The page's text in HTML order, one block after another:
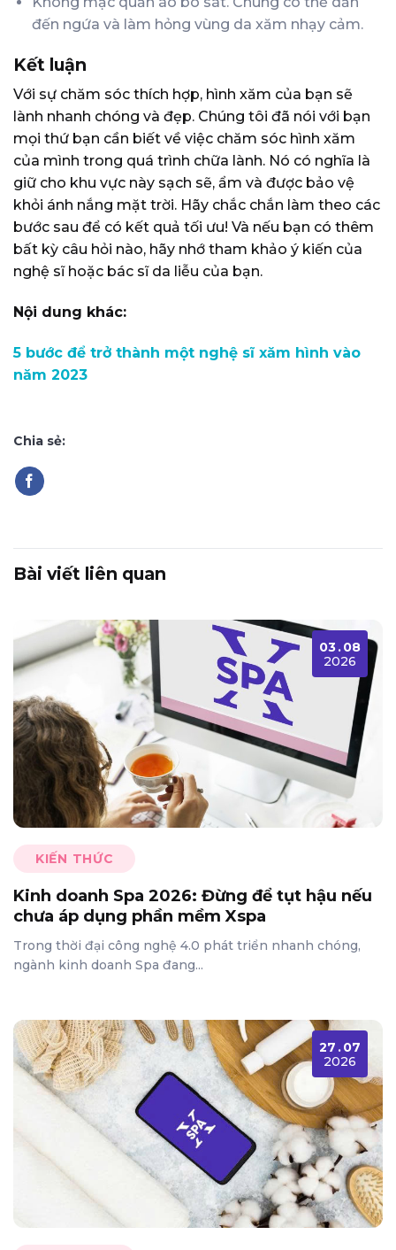
đến ngứa và làm hỏng vùng da xăm nhạy cảm.
Kết luận
Với sự chăm sóc thích hợp, hình xăm của bạn sẽ
lành nhanh chóng và đẹp. Chúng tôi đã nói với bạn
mọi thứ bạn cần biết về việc chăm sóc hình xăm
của mình trong quá trình chữa lành. Nó có nghĩa là
giữ cho khu vực này sạch sẽ, ẩm và được bảo vệ
khỏi ánh nắng mặt trời. Hãy chắc chắn làm theo các
bước sau để có kết quả tối ưu! Và nếu bạn có thêm
bất kỳ câu hỏi nào, hãy nhớ tham khảo ý kiến ​​của
nghệ sĩ hoặc bác sĩ da liễu của bạn.
Nội dung khác:
5 bước để trở thành một nghệ sĩ xăm hình vào
năm 2023
Chia sẻ:
Bài viết liên quan
KIẾN THỨC
Kinh doanh Spa 2026: Đừng để tụt hậu nếu
chưa áp dụng phần mềm Xspa
Trong thời đại công nghệ 4.0 phát triển nhanh chóng,
ngành kinh doanh Spa đang...
03.08
2026
27 .07
2026